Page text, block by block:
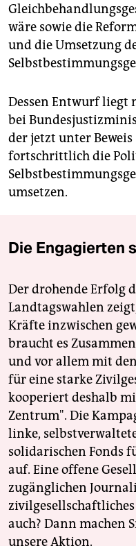
wäre sowie die
und die Umsetzung
Dessen Entwurf liegt
bei
der jetzt unter
fortschrittlich die
umsetzen.
Die Engagierten
Der drohende Erfolg
Landtagswahlen
Kräfte inzwischen
braucht es
und vor allem mit
für eine starke
kooperiert deshalb
Zentrum". Die
linke,
solidarischen Fonds
auf. Eine offene
zugänglichen
auch? Dann machen
unsere Aktion.